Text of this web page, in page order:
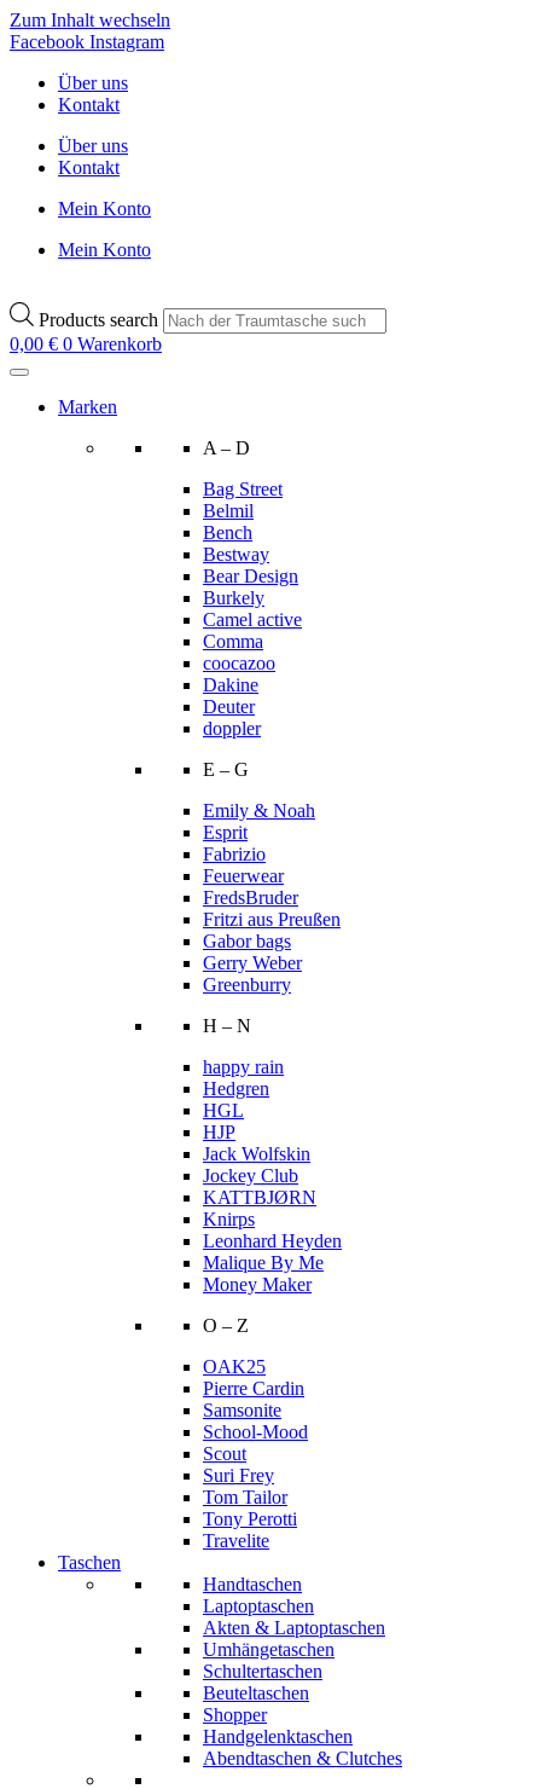
Zum Inhalt wechseln
Facebook Instagram
Über uns
Kontakt
Über uns
Kontakt
Mein Konto
Mein Konto
Products search
0,00 € 0 Warenkorb
Marken
A – D
Bag Street
Belmil
Bench
Bestway
Bear Design
Burkely
Camel active
Comma
coocazoo
Dakine
Deuter
doppler
E – G
Emily & Noah
Esprit
Fabrizio
Feuerwear
FredsBruder
Fritzi aus Preußen
Gabor bags
Gerry Weber
Greenburry
H – N
happy rain
Hedgren
HGL
HJP
Jack Wolfskin
Jockey Club
KATTBJØRN
Knirps
Leonhard Heyden
Malique By Me
Money Maker
O – Z
OAK25
Pierre Cardin
Samsonite
School-Mood
Scout
Suri Frey
Tom Tailor
Tony Perotti
Travelite
Taschen
Handtaschen
Laptoptaschen
Akten & Laptoptaschen
Umhängetaschen
Schultertaschen
Beuteltaschen
Shopper
Handgelenktaschen
Abendtaschen & Clutches